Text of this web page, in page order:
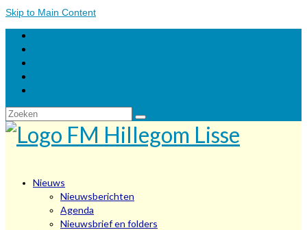
Skip to Main Content
Zoeken
naar:
Nieuws
Nieuwsberichten
Agenda
Nieuwsbrief en folders